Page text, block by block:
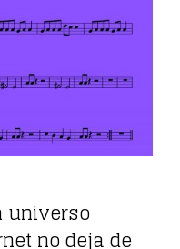
universo
no deja de